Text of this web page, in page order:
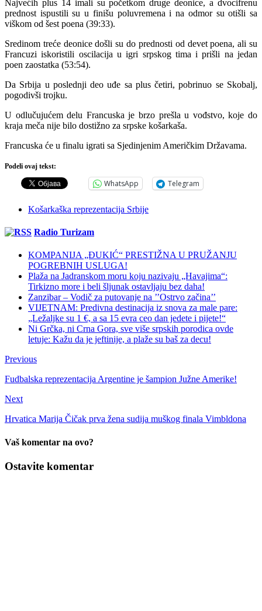
Najvećih plus 14 imali su početkom druge deonice, a dvocifrenu
prednost ispustili su u finišu poluvremena i na odmor su otišli sa
viškom od šest poena (39:33).
Sredinom treće deonice došli su do prednosti od devet poena, ali su
Francuzi iskoristili oscilacija u igri srpskog tima i prišli na jedan
poen zaostatka (53:54).
Da Srbija u poslednji deo uđe sa plus četiri, pobrinuo se Skobalj,
pogodivši trojku.
U odlučujućem delu Francuska je brzo prešla u vođstvo, koje do
kraja meča nije bilo dostižno za srpske košarkaša.
Francuska će u finalu igrati sa Sjedinjenim Američkim Državama.
Podeli ovaj tekst:
WhatsApp Telegram
Košarkaška reprezentacija Srbije
Radio Turizam
KOMPANIJA „ĐUKIĆ“ PRESTIŽNA U PRUŽANJU
POGREBNIH USLUGA!
Plaža na Jadranskom moru koju nazivaju „Havajima“:
Tirkizno more i beli šljunak ostavljaju bez daha!
Zanzibar – Vodič za putovanje na ’’Ostrvo začina’’
VIJETNAM: Predivna destinacija iz snova za male pare:
„Ležaljke su 1 €, a sa 15 evra ceo dan jedete i pijete!“
Ni Grčka, ni Crna Gora, sve više srpskih porodica ovde
letuje: Kažu da je jeftinije, a plaže su baš za decu!
Previous
Fudbalska reprezentacija Argentine je šampion Južne Amerike!
Next
Hrvatica Marija Čičak prva žena sudija muškog finala Vimbldona
Vaš komentar na ovo?
Ostavite komentar